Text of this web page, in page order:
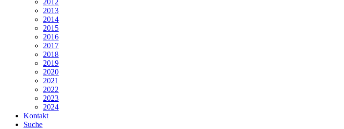
2012
2013
2014
2015
2016
2017
2018
2019
2020
2021
2022
2023
2024
Kontakt
Suche